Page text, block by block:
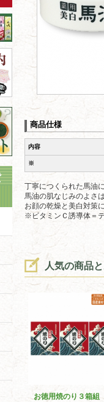
商品仕様
内容
※
丁寧につくられた馬油
馬油の肌なじみのよさ
お顔の乾燥と美白対策
※ビタミンＣ誘導体＝
人気の商品
お徳用焼のり３箱組